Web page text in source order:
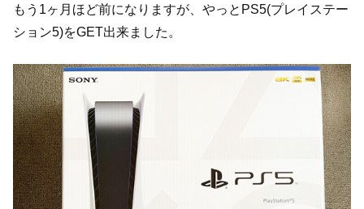
もう1ヶ月ほど前になりますが、やっとPS5(プレイステー
ション5)をGET出来ました。